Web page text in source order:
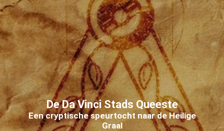
De Da Vinci Stads Queeste
Een cryptische speurtocht naar de Heilige
Graal